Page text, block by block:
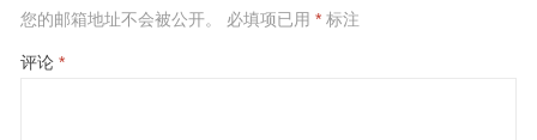
您的邮箱地址不会被公开。 必填项已用 *标注
评论 *